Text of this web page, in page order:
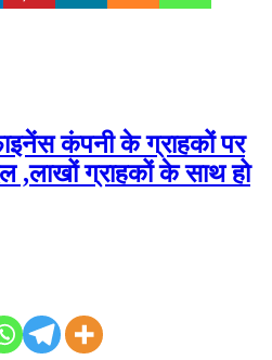
कंपनी के ग्राहकों पर
,लाखों ग्राहकों के साथ हो